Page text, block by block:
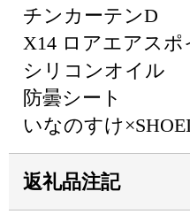
チンカーテンD
X14 ロアエアスポ
シリコンオイル
防曇シート
いなのすけ
返礼品注記